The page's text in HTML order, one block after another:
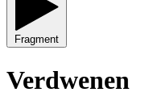
Fragment
Verdwenen